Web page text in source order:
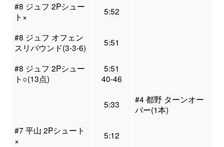
#8 ジュフ 2Pシュー
ト×
5:52
#8 ジュフ オフェン
スリバウンド(3-3-6)
5:51
#8 ジュフ 2Pシュー
ト○(13点)
5:51
40-46
5:33
#4 都野 ターンオー
バー(1本)
#7 平山 2Pシュート
×
5:12